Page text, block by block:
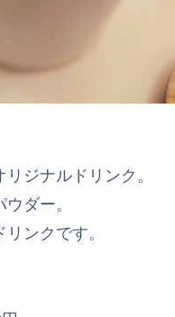
ジナルドリンク。
ダー。
ンクです。